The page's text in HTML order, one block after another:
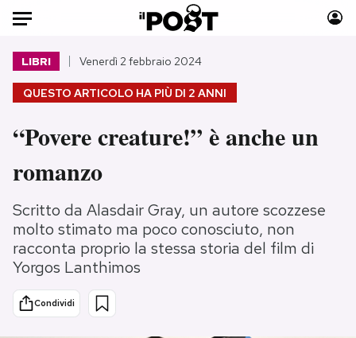
Auto
HOME
Italia
Politica
Tecnologia
Internet
Scienza
Cultura
Economia
Sport
Moda
Ok Boomer!
Media
QUESTO ARTICOLO HA PIÙ DI 2 ANNI
LIBRI Venerdì 2 febbraio 2024
“Povere creature!” è anche un
romanzo
Scritto da Alasdair Gray, un autore scozzese
molto stimato ma poco conosciuto, non
racconta proprio la stessa storia del film di
Yorgos Lanthimos
Condividi